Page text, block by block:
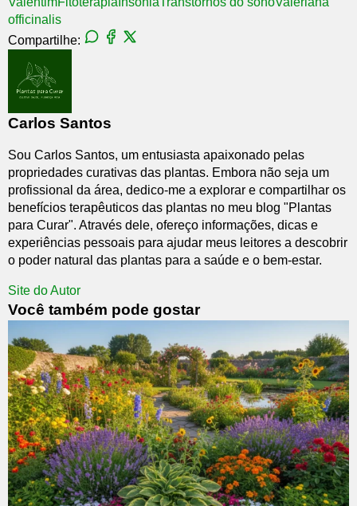
officinalis
Compartilhe:
Carlos Santos
Sou Carlos Santos, um entusiasta apaixonado pelas
propriedades curativas das plantas. Embora não seja um
profissional da área, dedico-me a explorar e compartilhar os
benefícios terapêuticos das plantas no meu blog "Plantas
para Curar". Através dele, ofereço informações, dicas e
experiências pessoais para ajudar meus leitores a descobrir
o poder natural das plantas para a saúde e o bem-estar.
Site do Autor
Você também pode gostar